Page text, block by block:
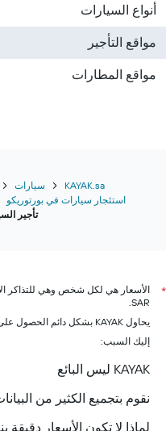
أنواع السيارات
مواقع التأجير
مواقع المطارات
KAYAK.sa سيارات
استئجار سيارات في بورتوريكو
تأجير
*
الأسعار هي لكل شخص وهي للتذاكر
SAR.
يحاول KAYAK بشكل دائم الحصول على الأسعار الدقيقة، ولكن
إليك السبب:
KAYAK ليس البائع
نقوم بتجميع الكثير من
لماذا لا تكون الأسعار دقيقة بنسبة